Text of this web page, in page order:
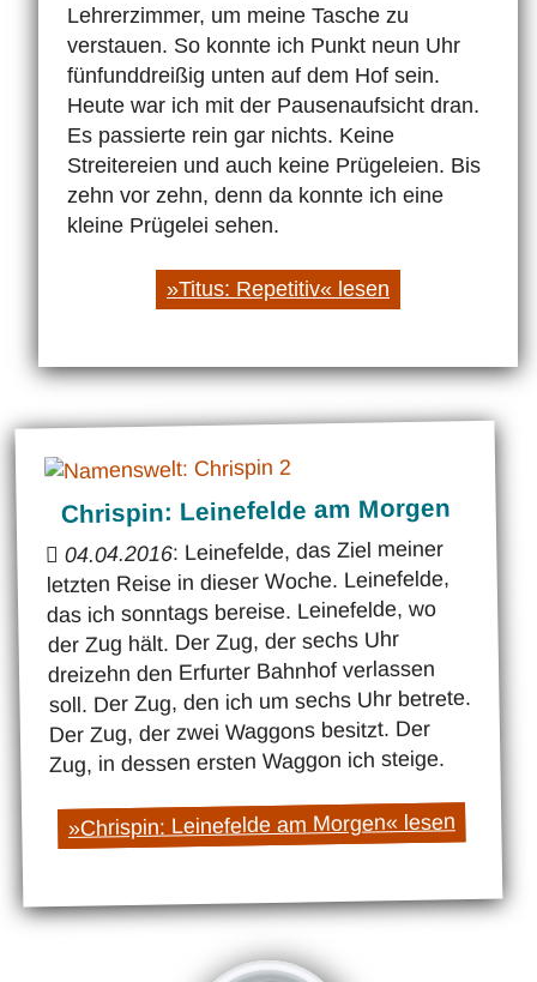
Lehrerzimmer, um meine Tasche zu
verstauen. So konnte ich Punkt neun Uhr
fünfunddreißig unten auf dem Hof sein.
Heute war ich mit der Pausenaufsicht dran.
Es passierte rein gar nichts. Keine
Streitereien und auch keine Prügeleien. Bis
zehn vor zehn, denn da konnte ich eine
kleine Prügelei sehen.
»Titus: Repetitiv« lesen
Chrispin: Leinefelde am Morgen
04.04.2016: Leinefelde, das Ziel meiner
letzten Reise in dieser Woche. Leinefelde,
das ich sonntags bereise. Leinefelde, wo
der Zug hält. Der Zug, der sechs Uhr
dreizehn den Erfurter Bahnhof verlassen
soll. Der Zug, den ich um sechs Uhr betrete.
Der Zug, der zwei Waggons besitzt. Der
Zug, in dessen ersten Waggon ich steige.
»Chrispin: Leinefelde am Morgen« lesen